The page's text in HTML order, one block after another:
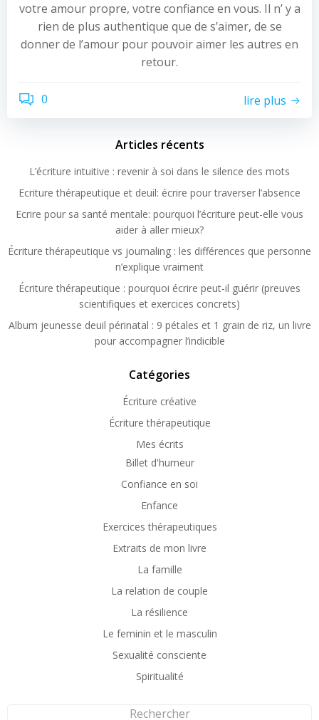
votre amour propre, votre confiance en vous. Il n’ y a
rien de plus authentique que de s’aimer, de se
donner de l’amour pour pouvoir aimer les autres en
retour.
0 lire plus
Articles récents
L’écriture intuitive : revenir à soi dans le silence des mots
Ecriture thérapeutique et deuil: écrire pour traverser l’absence
Ecrire pour sa santé mentale: pourquoi l’écriture peut-elle vous
aider à aller mieux?
Écriture thérapeutique vs journaling : les différences que personne
n’explique vraiment
Écriture thérapeutique : pourquoi écrire peut-il guérir (preuves
scientifiques et exercices concrets)
Album jeunesse deuil périnatal : 9 pétales et 1 grain de riz, un livre
pour accompagner l’indicible
Catégories
Écriture créative
Écriture thérapeutique
Mes écrits
Billet d'humeur
Confiance en soi
Enfance
Exercices thérapeutiques
Extraits de mon livre
La famille
La relation de couple
La résilience
Le feminin et le masculin
Sexualité consciente
Spiritualité
Rechercher